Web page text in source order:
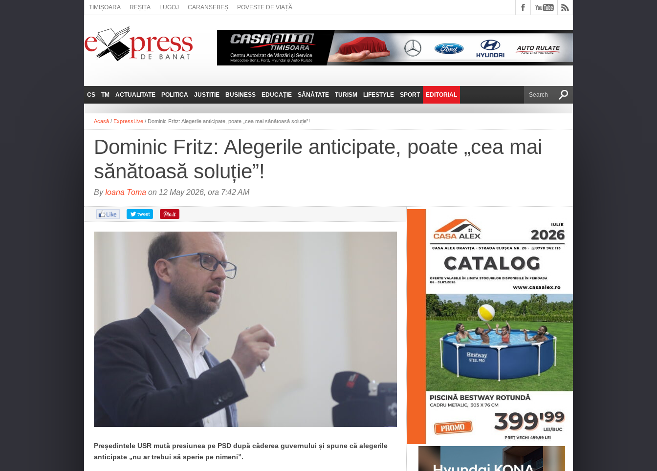
TIMIȘOARA REȘIȚA LUGOJ CARANSEBEȘ POVESTE DE VIAȚĂ
CS
REȘIȚA
CARANSEBEȘ
ANINA
BOCŞA
ORAVIȚA
OȚELU ROŞU
TM
LUGOJ
TIMIȘOARA
ACTUALITATE
ADMINISTRATIE
NAȚIONAL
SOCIAL
POLITICA
EXPRESSLIVE
INTERVIURILE
JUSTITIE BUSINESS
JOB-URI
TEHNIT
EDUCAȚIE SĂNĂTATE TURISM
PRIN MUNȚII
FANTASTICUL BANAT
LIFESTYLE
POVESTE DE VIAȚĂ
SPORT EDITORIAL
DE VICTOR NAFIRU
Acasă / ExpressLive / Dominic Fritz: Alegerile anticipate, poate „cea mai sănătoasă soluție”!
Dominic Fritz: Alegerile anticipate, poate „cea mai
sănătoasă soluție”!
By Ioana Toma on 12 May 2026, ora 7:42 AM
Președintele USR mută presiunea pe PSD după căderea guvernului și spune că alegerile
anticipate „nu ar trebui să sperie pe nimeni”.